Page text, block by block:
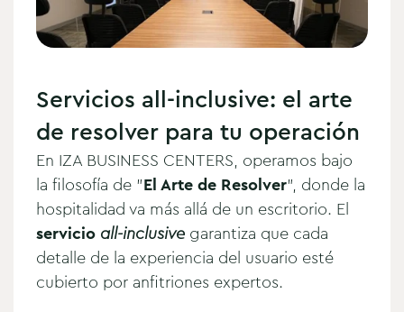
Servicios all-inclusive: el arte
de resolver para tu operación
En IZA BUSINESS CENTERS, operamos bajo
la filosofía de "El Arte de Resolver", donde la
hospitalidad va más allá de un escritorio. El
servicio all-inclusive garantiza que cada
detalle de la experiencia del usuario esté
cubierto por anfitriones expertos.